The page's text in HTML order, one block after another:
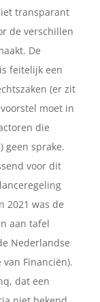
transparant
de verschillen
De
feitelijk een
(er zit
moet in
die
geen sprake.
voor dit
2021 was de
aan tafel
Nederlandse
Financiën).
dat een